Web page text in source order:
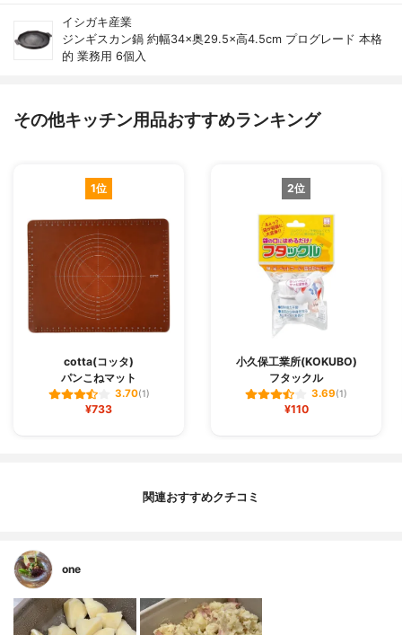
イシガキ産業
ジンギスカン鍋 約幅34×奥29.5×高4.5cm プログレード 本格
的 業務用 6個入
その他キッチン用品おすすめランキング
1位
cotta(コッタ)
パンこねマット
3.70(1)
¥733
2位
小久保工業所(KOKUBO)
フタックル
3.69(1)
¥110
関連おすすめクチコミ
one